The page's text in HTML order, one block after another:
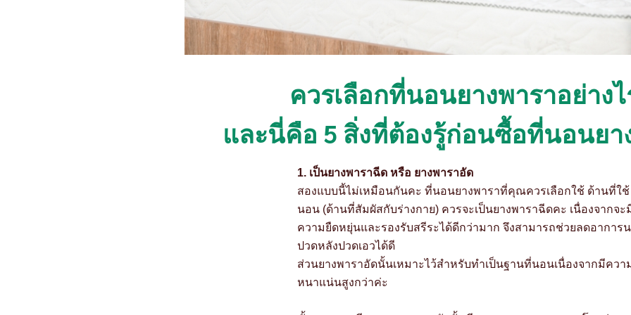
ควรเลือกที่นอนยางพาราอย่างไ
และนี่คือ 5 สิ่งที่ต้องรู้ก่อนซื้อที่นอนยา
1. เป็นยางพาราฉีด หรือ ยางพาราอัด
สองแบบนี้ไม่เหมือนกันคะ ที่นอนยางพาราที่คุณควรเลือกใช้ ด้านที่ใช้
นอน (ด้านที่สัมผัสกับร่างกาย) ควรจะเป็นยางพาราฉีดคะ เนื่องจากจะ
ความยืดหยุ่นและรองรับสรีระได้ดีกว่ามาก จึงสามารถช่วยลดอาการ
ปวดหลังปวดเอวได้ดี
ส่วนยางพาราอัดนั้นเหมาะไว้สำหรับทำเป็นฐานที่นอนเนื่องจากมีควา
หนาแน่นสูงกว่าค่ะ